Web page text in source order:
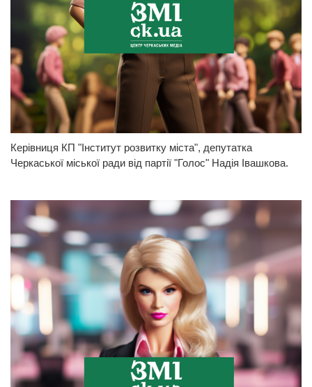
Керівниця КП "Інститут розвитку міста", депутатка
Черкаської міської ради від партії "Голос" Надія Івашкова.